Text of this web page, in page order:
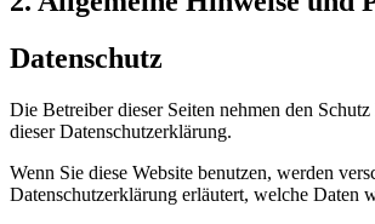
Datenschutz
Die Betreiber dieser Seiten nehmen den
dieser Datenschutzerklärung.
Wenn Sie diese Website benutzen, werden
Datenschutzerklärung erläutert, welche Daten